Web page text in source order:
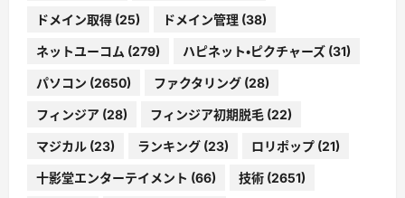
ドメイン取得 (25) ドメイン管理 (38)
ネットユーコム (279) ハピネット・ピクチャーズ (31)
パソコン (2650) ファクタリング (28)
フィンジア (28) フィンジア初期脱毛 (22)
マジカル (23) ランキング (23) ロリポップ (21)
十影堂エンターテイメント (66) 技術 (2651)